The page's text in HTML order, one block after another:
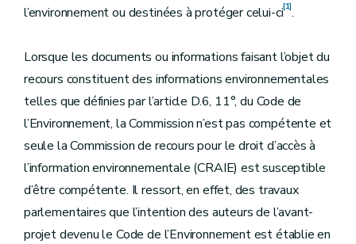
l’environnement ou destinées à protéger celui-ci[1].
Lorsque les documents ou informations faisant l’objet du
recours constituent des informations environnementales
telles que définies par l’article D.6, 11°, du Code de
l’Environnement, la Commission n’est pas compétente et
seule la Commission de recours pour le droit d’accès à
l’information environnementale (CRAIE) est susceptible
d’être compétente. Il ressort, en effet, des travaux
parlementaires que l’intention des auteurs de l’avant-
projet devenu le Code de l’Environnement est établie en